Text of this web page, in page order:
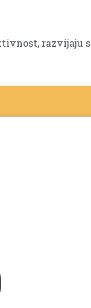
razvijaju